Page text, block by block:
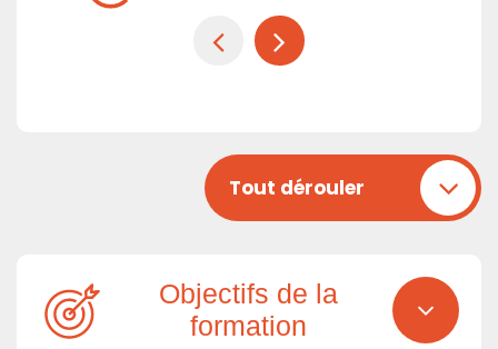
Tout dérouler
Objectifs de la
formation